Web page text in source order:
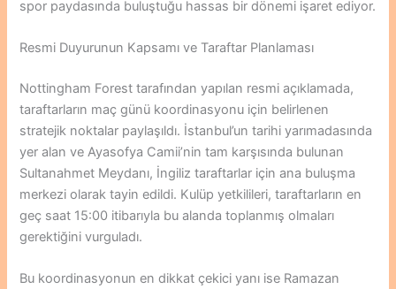
spor paydasında buluştuğu hassas bir dönemi işaret ediyor.
Resmi Duyurunun Kapsamı ve Taraftar Planlaması
Nottingham Forest tarafından yapılan resmi açıklamada,
taraftarların maç günü koordinasyonu için belirlenen
stratejik noktalar paylaşıldı. İstanbul’un tarihi yarımadasında
yer alan ve Ayasofya Camii’nin tam karşısında bulunan
Sultanahmet Meydanı, İngiliz taraftarlar için ana buluşma
merkezi olarak tayin edildi. Kulüp yetkilileri, taraftarların en
geç saat 15:00 itibarıyla bu alanda toplanmış olmaları
gerektiğini vurguladı.
Bu koordinasyonun en dikkat çekici yanı ise Ramazan